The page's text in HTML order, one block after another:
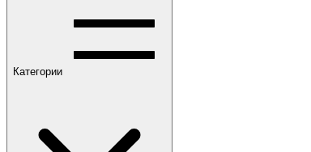
Категории